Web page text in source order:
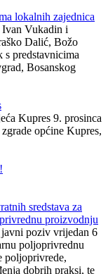
lokalnih zajednica
Ivan Vukadin i
Dalić, Božo
s predstavnicima
Bosanskog
Kupres 9. prosinca
općine Kupres,
sredstava za
proizvodnju
poziv vrijedan 6
poljoprivrednu
poljoprivrede,
dobrih praksi, te